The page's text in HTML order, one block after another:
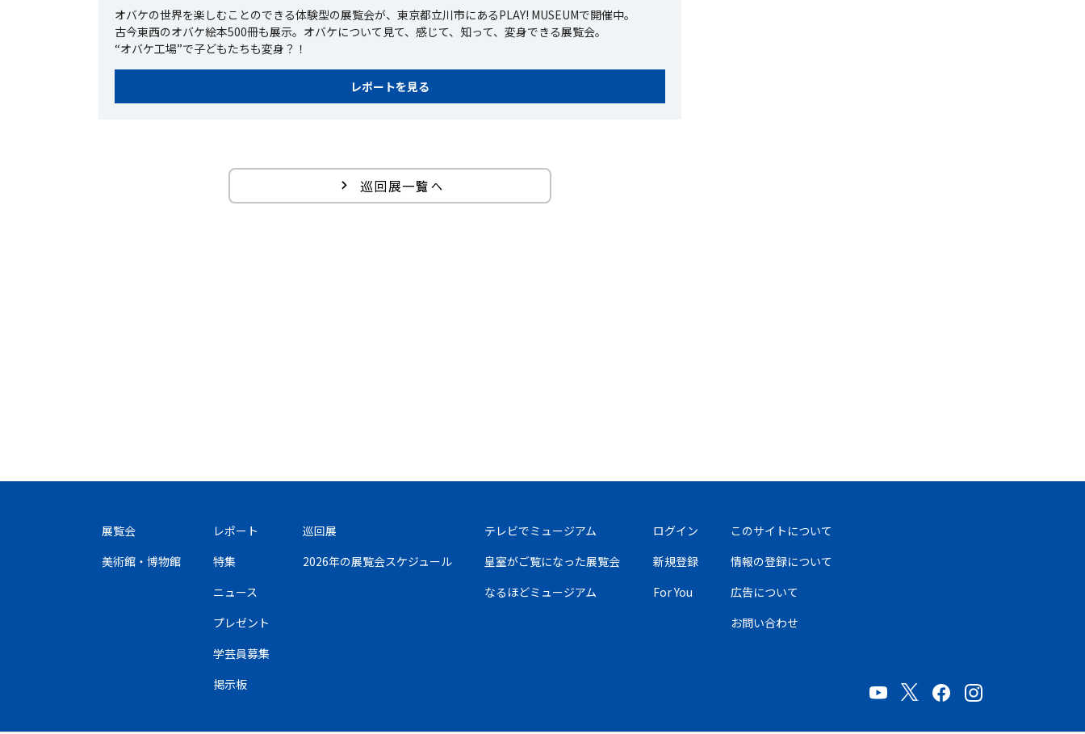
オバケの世界を楽しむことのできる体験型の展覧会が、東京都立川市にあるPLAY! MUSEUMで開催中。
古今東西のオバケ絵本500冊も展示。オバケについて見て、感じて、知って、変身できる展覧会。
“オバケ工場”で子どもたちも変身？！
レポートを見る
巡回展一覧へ
展覧会
美術館・博物館
レポート
特集
ニュース
プレゼント
学芸員募集
掲示板
巡回展
2026年の展覧会スケジュール
テレビでミュージアム
皇室がご覧になった展覧会
なるほどミュージアム
ログイン
新規登録
For You
このサイトについて
情報の登録について
広告について
お問い合わせ